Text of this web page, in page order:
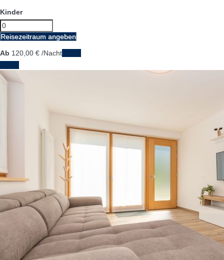
Kinder
Reisezeitraum angeben
Ab 120, 00 € /Nacht